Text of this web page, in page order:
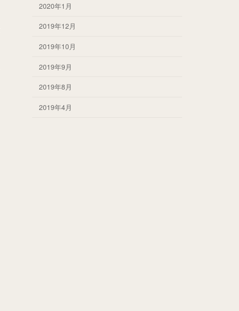
2020年1月
2019年12月
2019年10月
2019年9月
2019年8月
2019年4月